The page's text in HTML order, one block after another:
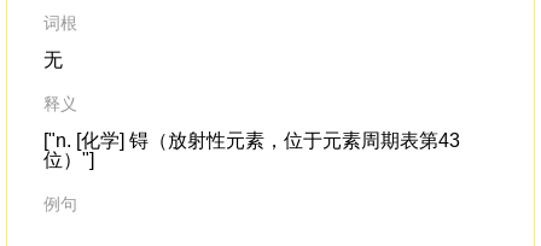
词根
无
释义
["n. [化学] 锝（放射性元素，位于元素周期表第43
位）"]
例句